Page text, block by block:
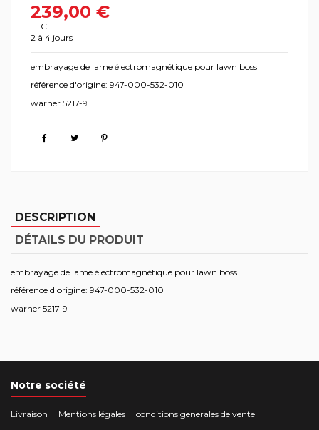
239,00 €
TTC
2 à 4 jours
embrayage de lame électromagnétique pour lawn boss
référence d'origine: 947-000-532-010
warner 5217-9
DESCRIPTION
DÉTAILS DU PRODUIT
embrayage de lame électromagnétique pour lawn boss
référence d'origine: 947-000-532-010
warner 5217-9
Notre société
Livraison Mentions légales
conditions generales de vente